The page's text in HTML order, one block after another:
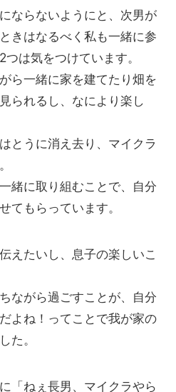
ならないようにと、次男が
きはなるべく私も一緒に参
は気をつけています。
ら一緒に家を建てたり畑を
られるし、なにより楽し
とうに消え去り、マイクラ
緒に取り組むことで、自分
てもらっています。
えたいし、息子の楽しいこ
ながら過ごすことが、自分
よね！ってことで我が家の
た。
「ねぇ長男、マイクラやら